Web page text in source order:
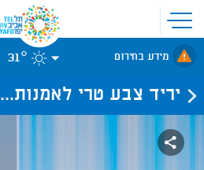
פתיחת
תפריט
אתר
לאתר עיריית
תל-אביב
מידע בחירום 31°
יריד צבע טרי לאמנות...